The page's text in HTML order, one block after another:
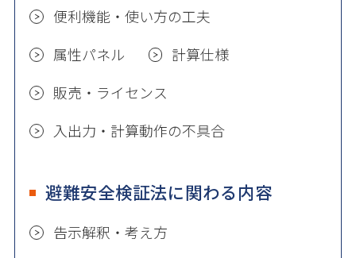
便利機能・使い方の工夫
属性パネル
計算仕様
販売・ライセンス
入出力・計算動作の不具合
避難安全検証法に関わる内容
告示解釈・考え方